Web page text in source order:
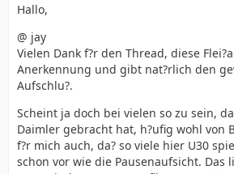
Hallo,
@ jay
Vielen Dank f?r den Thread, diese
Anerkennung und gibt nat?rlich den
Aufschlu?.
Scheint ja doch bei vielen so zu sein,
Daimler gebracht hat, h?ufig wohl von
f?r mich auch, da? so viele hier U30
schon vor wie die Pausenaufsicht. Das